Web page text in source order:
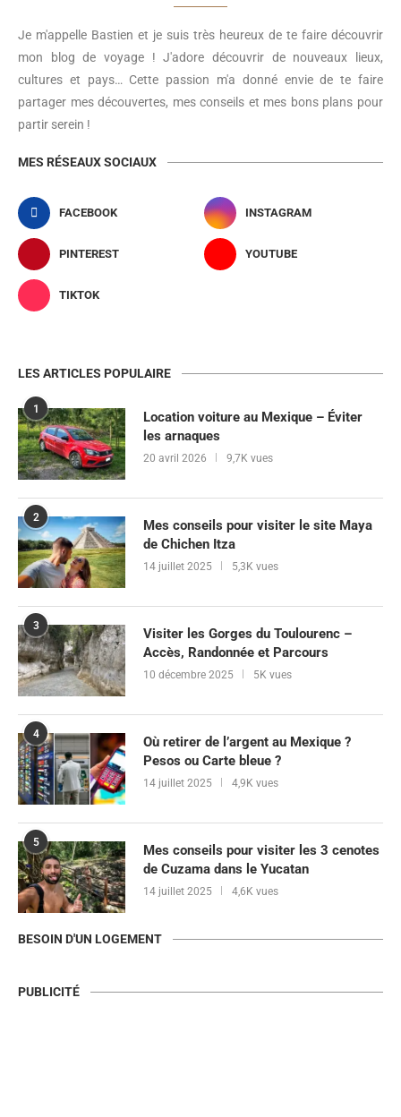
Je m'appelle Bastien et je suis très heureux de te faire découvrir
mon blog de voyage ! J'adore découvrir de nouveaux lieux,
cultures et pays… Cette passion m'a donné envie de te faire
partager mes découvertes, mes conseils et mes bons plans pour
partir serein !
MES RÉSEAUX SOCIAUX
FACEBOOK INSTAGRAM
PINTEREST YOUTUBE
TIKTOK
LES ARTICLES POPULAIRE
1
Location voiture au Mexique – Éviter
les arnaques
20 avril 2026 9,7K vues
2
Mes conseils pour visiter le site Maya
de Chichen Itza
14 juillet 2025 5,3K vues
3
Visiter les Gorges du Toulourenc –
Accès, Randonnée et Parcours
10 décembre 2025 5K vues
4
Où retirer de l’argent au Mexique ?
Pesos ou Carte bleue ?
14 juillet 2025 4,9K vues
5
Mes conseils pour visiter les 3 cenotes
de Cuzama dans le Yucatan
14 juillet 2025 4,6K vues
BESOIN D'UN LOGEMENT
PUBLICITÉ